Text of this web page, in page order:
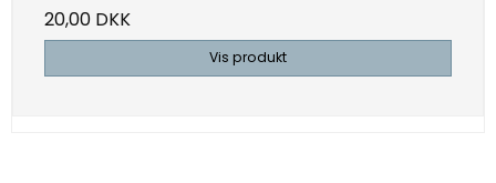
20,00 DKK
Vis produkt